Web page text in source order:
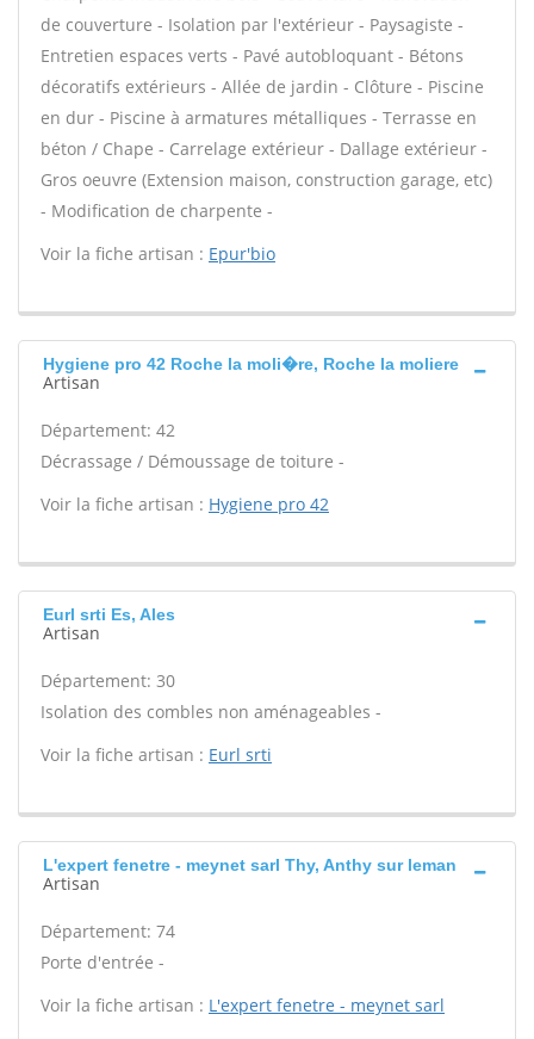
de couverture - Isolation par l'extérieur - Paysagiste -
Entretien espaces verts - Pavé autobloquant - Bétons
décoratifs extérieurs - Allée de jardin - Clôture - Piscine
en dur - Piscine à armatures métalliques - Terrasse en
béton / Chape - Carrelage extérieur - Dallage extérieur -
Gros oeuvre (Extension maison, construction garage, etc)
- Modification de charpente -
Voir la fiche artisan : Epur'bio
Hygiene pro 42 Roche la moli�re, Roche la moliere
Artisan
Département: 42
Décrassage / Démoussage de toiture -
Voir la fiche artisan : Hygiene pro 42
Eurl srti Es, Ales
Artisan
Département: 30
Isolation des combles non aménageables -
Voir la fiche artisan : Eurl srti
L'expert fenetre - meynet sarl Thy, Anthy sur leman
Artisan
Département: 74
Porte d'entrée -
Voir la fiche artisan : L'expert fenetre - meynet sarl